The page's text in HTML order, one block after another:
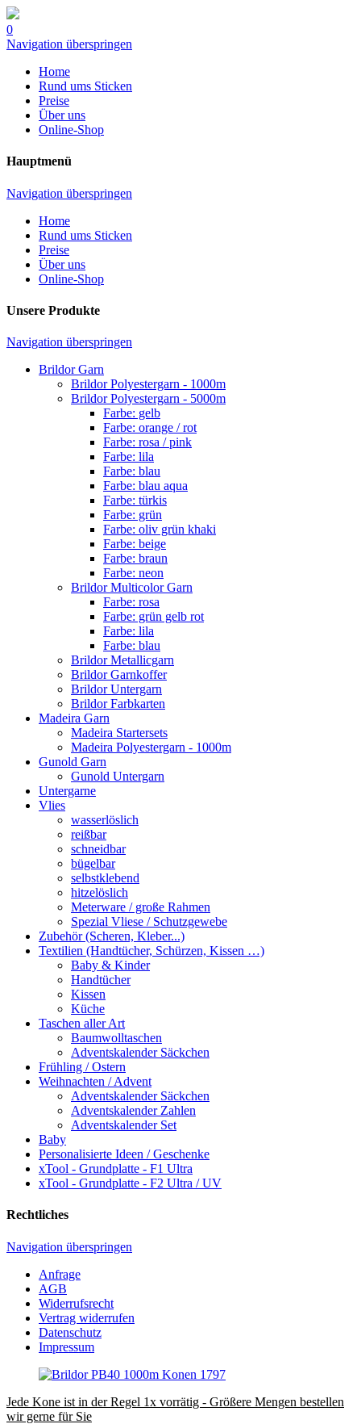
0
Navigation überspringen
Home
Rund ums Sticken
Preise
Über uns
Online-Shop
Hauptmenü
Navigation überspringen
Home
Rund ums Sticken
Preise
Über uns
Online-Shop
Unsere Produkte
Navigation überspringen
Brildor Garn
Brildor Polyestergarn - 1000m
Brildor Polyestergarn - 5000m
Farbe: gelb
Farbe: orange / rot
Farbe: rosa / pink
Farbe: lila
Farbe: blau
Farbe: blau aqua
Farbe: türkis
Farbe: grün
Farbe: oliv grün khaki
Farbe: beige
Farbe: braun
Farbe: neon
Brildor Multicolor Garn
Farbe: rosa
Farbe: grün gelb rot
Farbe: lila
Farbe: blau
Brildor Metallicgarn
Brildor Garnkoffer
Brildor Untergarn
Brildor Farbkarten
Madeira Garn
Madeira Startersets
Madeira Polyestergarn - 1000m
Gunold Garn
Gunold Untergarn
Untergarne
Vlies
wasserlöslich
reißbar
schneidbar
bügelbar
selbstklebend
hitzelöslich
Meterware / große Rahmen
Spezial Vliese / Schutzgewebe
Zubehör (Scheren, Kleber...)
Textilien (Handtücher, Schürzen, Kissen …)
Baby & Kinder
Handtücher
Kissen
Küche
Taschen aller Art
Baumwolltaschen
Adventskalender Säckchen
Frühling / Ostern
Weihnachten / Advent
Adventskalender Säckchen
Adventskalender Zahlen
Adventskalender Set
Baby
Personalisierte Ideen / Geschenke
xTool - Grundplatte - F1 Ultra
xTool - Grundplatte - F2 Ultra / UV
Rechtliches
Navigation überspringen
Anfrage
AGB
Widerrufsrecht
Vertrag widerrufen
Datenschutz
Impressum
Jede Kone ist in der Regel 1x vorrätig - Größere Mengen bestellen
wir gerne für Sie